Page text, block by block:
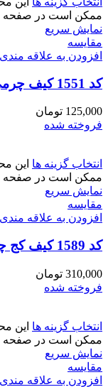
ممکن است در صفحه
نمایش سریع
مقايسه
افزودن به علاقه مندی
کد 1551 کیف چرمی اسپرت کت
125,000 تومان
فروخته شده
انتخاب گزینه ها این
ممکن است در صفحه
نمایش سریع
مقايسه
افزودن به علاقه مندی
کد 1589 کیف کج چرمی مردانه آراز
310,000 تومان
فروخته شده
انتخاب گزینه ها این
ممکن است در صفحه
نمایش سریع
مقايسه
افزودن به علاقه مندی